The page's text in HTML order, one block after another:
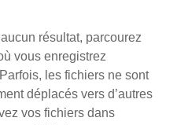
résultat, parcourez
vous enregistrez
les fichiers ne sont
déplacés vers d’autres
vos fichiers dans